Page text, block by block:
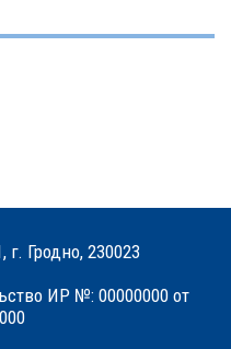
Гродно, 230023
ИР №: 00000000 от